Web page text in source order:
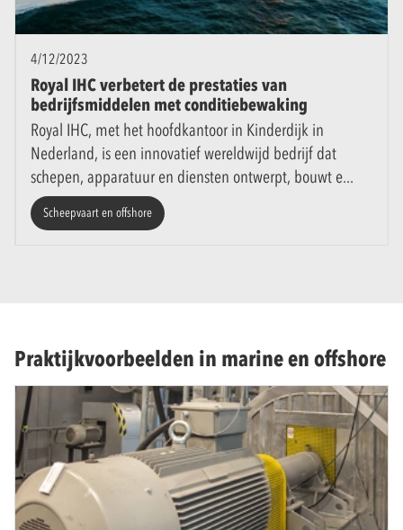
4/12/2023
Royal IHC verbetert de prestaties van
bedrijfsmiddelen met conditiebewaking
Royal IHC, met het hoofdkantoor in Kinderdijk in
Nederland, is een innovatief wereldwijd bedrijf dat
schepen, apparatuur en diensten ontwerpt, bouwt e
Scheepvaart en offshore
Praktijkvoorbeelden in marine en offshore